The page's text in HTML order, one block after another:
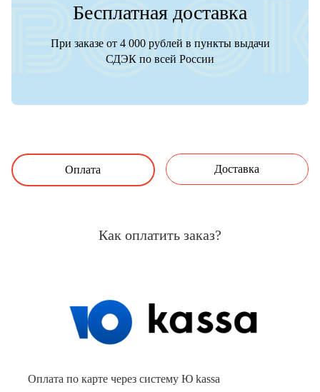
Бесплатная доставка
При заказе от 4 000 рублей в пункты выдачи
СДЭК по всей России
Оплата Доставка
Как оплатить заказ?
Оплата по карте через систему Ю kassa